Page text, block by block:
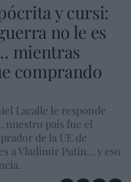
y cursi:
no le es
mientras
comprando
Lacalle le responde
nuestro país fue el
de la UE de
a Vladimir Putin… y eso